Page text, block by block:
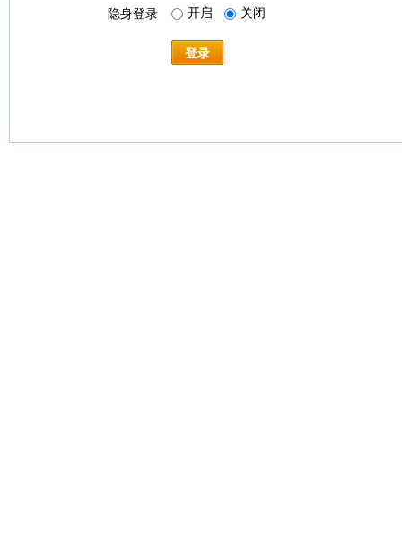
隐身登录 开启 关闭
登录